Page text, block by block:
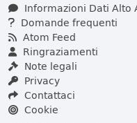
Informazioni Dati Alto
Domande frequenti
Atom Feed
Ringraziamenti
Note legali
Privacy
Contattaci
Cookie